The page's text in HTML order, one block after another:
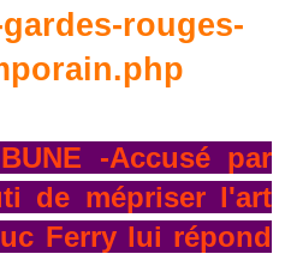
rouges-
-Accusé par
de mépriser l'art
Ferry lui répond